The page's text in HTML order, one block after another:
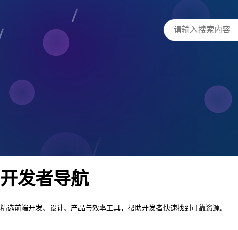
开发者导航
精选前端开发、设计、产品与效率工具，帮助开发者快速找到可靠资源。